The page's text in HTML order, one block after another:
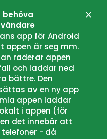
app för Android
appen är seg mm.
raderar appen
och laddar ned
bättre. Den
av en ny app
appen laddar
i appen (för
det innebär att
- då